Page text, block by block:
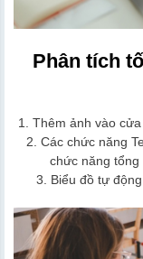
Phân tích
1. Thêm ảnh vào
2. Các chức năng
chức năng tổng
3. Biểu đồ tự